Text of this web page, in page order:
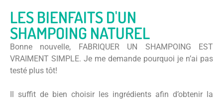
LES BIENFAITS D'UN
SHAMPOING NATUREL
Bonne nouvelle, FABRIQUER UN SHAMPOING EST
VRAIMENT SIMPLE. Je me demande pourquoi je n’ai pas
testé plus tôt!
Il suffit de bien choisir les ingrédients afin d’obtenir la